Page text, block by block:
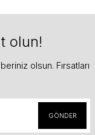
olun!
olsun. Fırsatları
GÖNDER